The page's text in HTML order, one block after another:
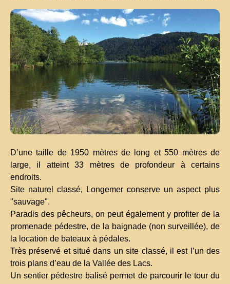
D’une taille de 1950 mètres de long et 550 mètres de
large, il atteint 33 mètres de profondeur à certains
endroits.
Site naturel classé, Longemer conserve un aspect plus
"sauvage".
Paradis des pêcheurs, on peut également y profiter de la
promenade pédestre, de la baignade (non surveillée), de
la location de bateaux à pédales.
Très préservé et situé dans un site classé, il est l’un des
trois plans d’eau de la Vallée des Lacs.
Un sentier pédestre balisé permet de parcourir le tour du